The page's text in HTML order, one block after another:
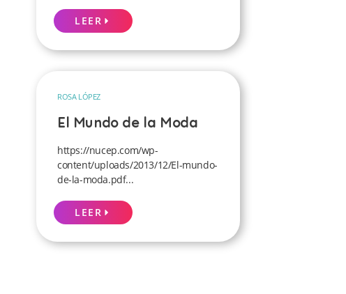
LEER
ROSA LÓPEZ
El Mundo de la Moda
https://nucep.com/wp-
content/uploads/2013/12/El-mundo-
de-la-moda.pdf...
LEER